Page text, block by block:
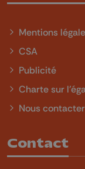
Mentions
CSA
Publicité
Charte sur
Nous contacter
Contact